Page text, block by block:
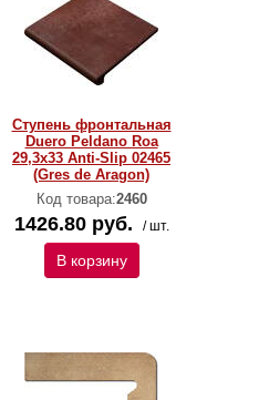
Ступень фронтальная
Duero Peldano Roa
29,3х33 Anti-Slip 02465
(Gres de Aragon)
Код товара:2460
1426.80 руб. / шт.
В корзину